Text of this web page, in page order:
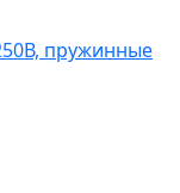
пружинные